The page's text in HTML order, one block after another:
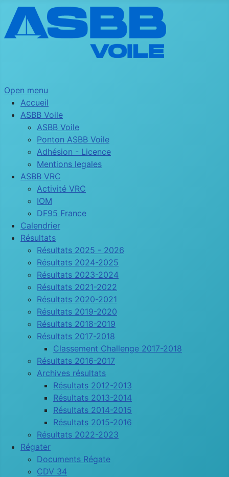
Open menu
Accueil
ASBB Voile
ASBB Voile
Ponton ASBB Voile
Adhésion - Licence
Mentions legales
ASBB VRC
Activité VRC
IOM
DF95 France
Calendrier
Résultats
Résultats 2025 - 2026
Résultats 2024-2025
Résultats 2023-2024
Résultats 2021-2022
Résultats 2020-2021
Résultats 2019-2020
Résultats 2018-2019
Résultats 2017-2018
Classement Challenge 2017-2018
Résultats 2016-2017
Archives résultats
Résultats 2012-2013
Résultats 2013-2014
Résultats 2014-2015
Résultats 2015-2016
Résultats 2022-2023
Régater
Documents Régate
CDV 34